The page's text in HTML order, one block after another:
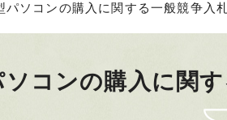
ソコンの購入に関する一般競争入
コンの購入に関